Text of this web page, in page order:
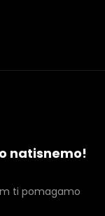
natisnemo!
ti pomagamo